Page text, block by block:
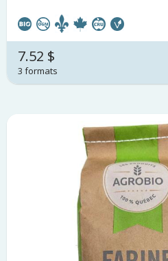
7.52 $
3 formats